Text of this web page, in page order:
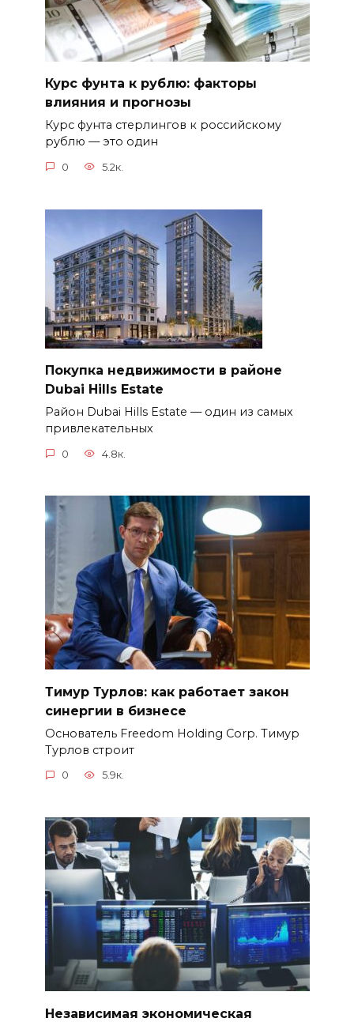
Курс фунта к рублю: факторы
влияния и прогнозы
Курс фунта стерлингов к российскому
рублю — это один
0 5.2к.
Покупка недвижимости в районе
Dubai Hills Estate
Район Dubai Hills Estate — один из самых
привлекательных
0 4.8к.
Тимур Турлов: как работает закон
синергии в бизнесе
Основатель Freedom Holding Corp. Тимур
Турлов строит
0 5.9к.
Независимая экономическая